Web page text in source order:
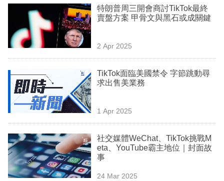
欄
訂
閱
特朗普周三開會商討TikTok最終
賣盤方案 甲骨文與黑石或成關鍵
2 Apr 2025
TikTok面臨美國禁令 字節跳動尋
求出售美業務
1 Apr 2025
社交媒體WeChat、TikTok挑戰M
eta、YouTube霸主地位｜封面故
事
24 Mar 2025